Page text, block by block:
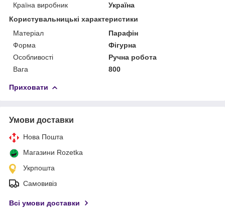
Країна виробник
Україна
Користувальницькі характеристики
Матеріал
Парафін
Форма
Фігурна
Особливості
Ручна робота
Вага
800
Приховати
Умови доставки
Нова Пошта
Магазини Rozetka
Укрпошта
Самовивіз
Всі умови доставки